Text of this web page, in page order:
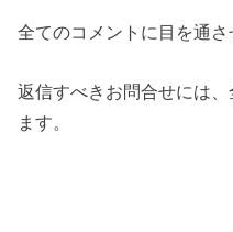
全てのコメントに目を通さ
返信すべきお問合せには
ます。